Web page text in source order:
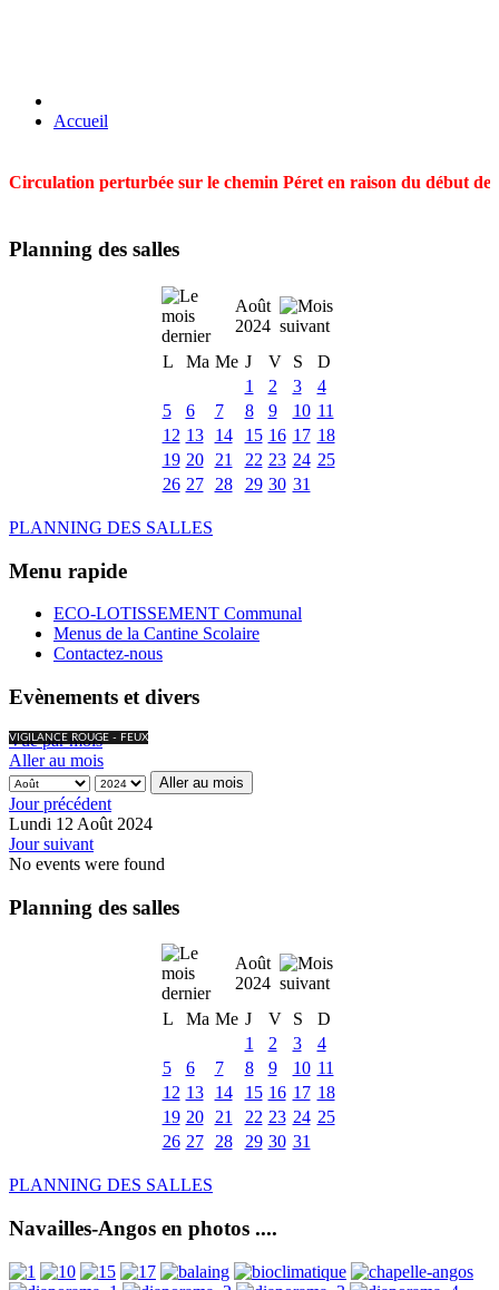
Accueil
Circulation perturbée sur le chemin Péret en raison du début
Planning des salles
Août
2024
L
Ma Me J V S
D
1
2 3
4
5
6 7 8 9 10 11
12 13 14 15 16 17 18
19 20 21 22 23 24 25
26 27 28 29 30 31
PLANNING DES SALLES
Menu rapide
ECO-LOTISSEMENT Communal
Menus de la Cantine Scolaire
Contactez-nous
Evènements et divers
VIGILANCE ROUGE - FEUX
Vue par mois
Aller au mois
Aller au mois
Jour précédent
Lundi 12 Août 2024
Jour suivant
No events were found
Planning des salles
Août
2024
L
Ma Me J V S
D
1
2 3
4
5
6 7 8 9 10 11
12 13 14 15 16 17 18
19 20 21 22 23 24 25
26 27 28 29 30 31
PLANNING DES SALLES
Navailles-Angos en photos ....